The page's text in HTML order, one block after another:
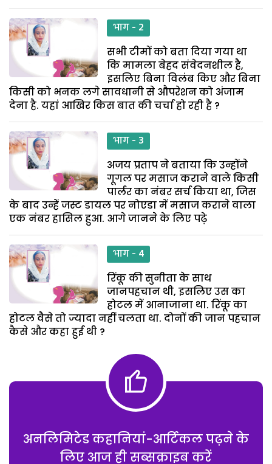
भाग - 2
सभी टीमों को बता दिया गया था
कि मामला बेहद संवेदनशील है,
इसलिए बिना विलंब किए और बिना
किसी को भनक लगे सावधानी से औपरेशन को अंजाम
देना है. यहां आखिर किस बात की चर्चा हो रही है ?
भाग - 3
अजय प्रताप ने बताया कि उन्होंने
गूगल पर मसाज कराने वाले किसी
पार्लर का नंबर सर्च किया था, जिस
के बाद उन्हें जस्ट डायल पर नोएडा में मसाज कराने वाला
एक नंबर हासिल हुआ. आगे जानने के लिए पढ़े
भाग - 4
रिंकू की सुनीता के साथ
जानपहचान थी, इसलिए उस का
होटल में आनाजाना था. रिंकू का
होटल वैसे तो ज्यादा नहीं चलता था. दोनों की जान पहचान
कैसे और कहा हुई थी ?
अनलिमिटेड कहानियां-आर्टिकल पढ़ने के
लिए आज ही सब्सक्राइब करें